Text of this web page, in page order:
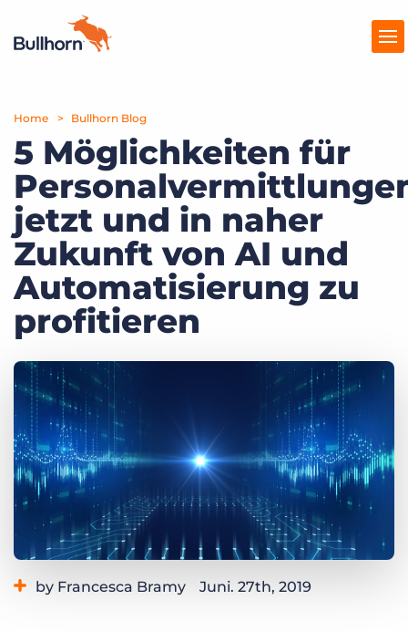
Produkte
Preise
Ressourcen
Marktplatz
Unternehmen
Demo anfragen Login
Home Bullhorn Blog
5 Möglichkeiten für
jetzt und in naher
Zukunft von AI und
Automatisierung zu
profitieren
by Francesca Bramy Juni. 27th, 2019